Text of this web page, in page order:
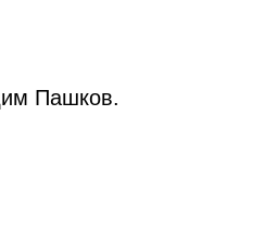
Пашков.